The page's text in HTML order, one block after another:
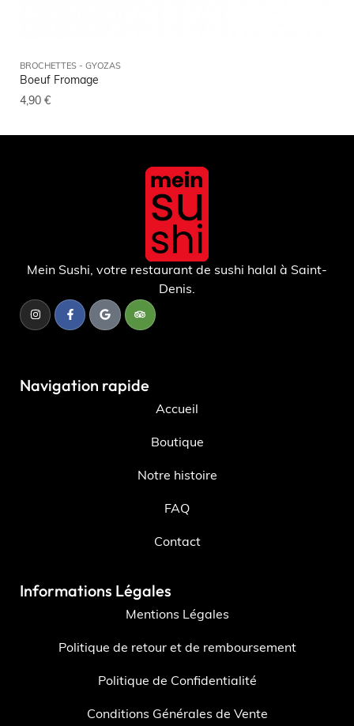
BROCHETTES - GYOZAS
Boeuf Fromage
4,90 €
Mein Sushi, votre restaurant de sushi halal à Saint-
Denis.
Navigation rapide
Accueil
Boutique
Notre histoire
FAQ
Contact
Informations Légales
Mentions Légales
Politique de retour et de remboursement
Politique de Confidentialité
Conditions Générales de Vente